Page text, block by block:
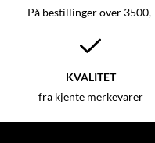
På bestillinger over 3500,-
KVALITET
fra kjente merkevarer